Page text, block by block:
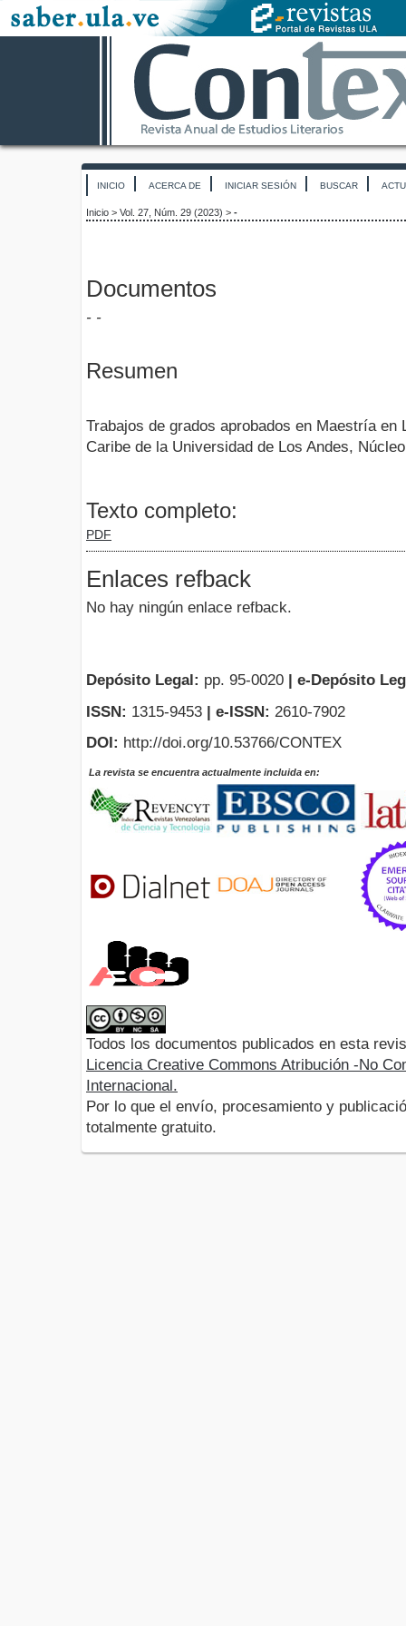
INICIO ACERCA DE INICIAR SESIÓN BUSCAR
Inicio > Vol. 27, Núm. 29 (2023) > -
Documentos
- -
Resumen
Trabajos de grados aprobados en Maestría en
Caribe de la Universidad de Los Andes,
Texto completo:
PDF
Enlaces refback
No hay ningún enlace refback.
Depósito Legal: pp. 95-0020
e-Depósito
ISSN: 1315-9453 | e-ISSN: 2610-7902
DOI: http://doi.org/10.53766/CONTEX
La revista se encuentra actualmente incluida en:
Todos los documentos publicados en esta
Licencia Creative Commons Atribución -No
Internacional.
Por lo que el envío, procesamiento y
totalmente gratuito.